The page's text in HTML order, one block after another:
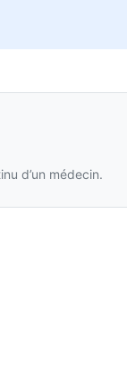
d’un médecin.